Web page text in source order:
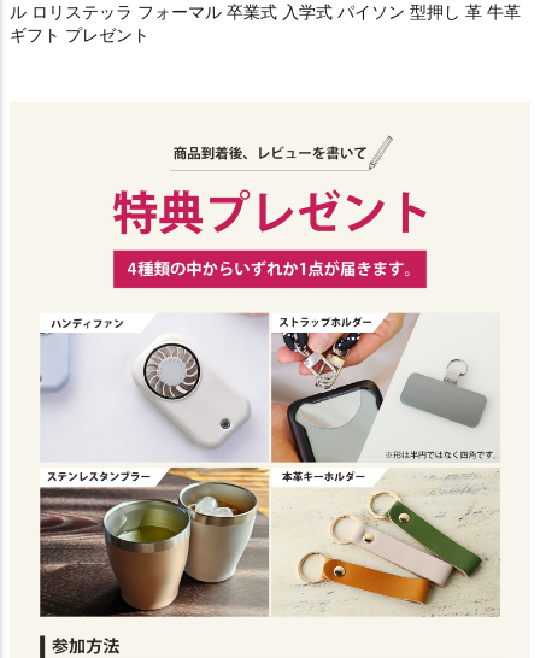
ル ロリステッラ フォーマル 卒業式 入学式 パイソン 型押し 革 牛革
ギフト プレゼント